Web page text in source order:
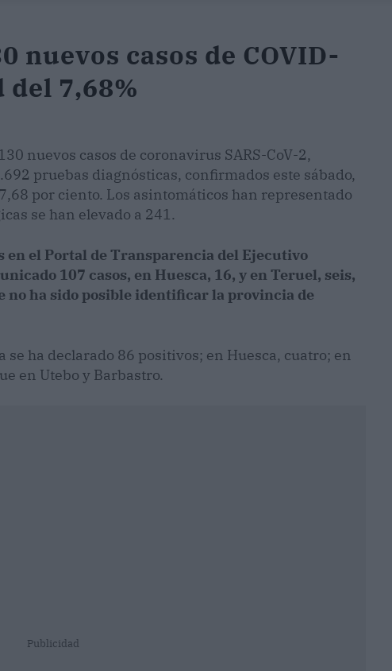
nuevos casos de COVID-
7,68%
nuevos casos de coronavirus SARS-CoV-2,
pruebas diagnósticas, confirmados este sábado,
por ciento. Los asintomáticos han representado
se han elevado a 241.
en el Portal de Transparencia del Ejecutivo
107 casos, en Huesca, 16, y en Teruel, seis,
no ha sido posible identificar la provincia de
ha declarado 86 positivos; en Huesca, cuatro; en
en Utebo y Barbastro.
Publicidad